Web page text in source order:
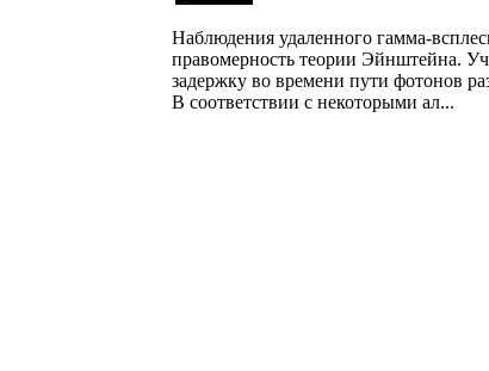
Наблюдения удаленного гамма-
правомерность теории Эйнштейна.
задержку во времени пути фотонов
В соответствии с некоторыми ал...